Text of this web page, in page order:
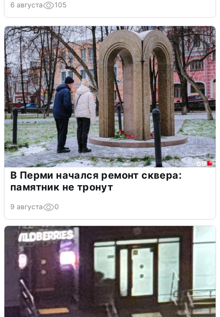
6 августа 105
В Перми начался ремонт сквера:
памятник не тронут
9 августа 0